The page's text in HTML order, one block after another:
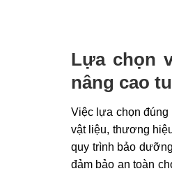
Lựa chọn
nâng cao
Việc lựa chọn
vật liệu, thương
quy trình bảo
đảm bảo an toàn